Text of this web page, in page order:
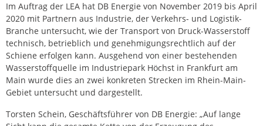
Im Auftrag der LEA hat DB Energie von November 2019 bis April
2020 mit Partnern aus Industrie, der Verkehrs- und Logistik-
Branche untersucht, wie der Transport von Druck-Wasserstoff
technisch, betrieblich und genehmigungsrechtlich auf der
Schiene erfolgen kann. Ausgehend von einer bestehenden
Wasserstoffquelle im Industriepark Höchst in Frankfurt am
Main wurde dies an zwei konkreten Strecken im Rhein-Main-
Gebiet untersucht und dargestellt.
Torsten Schein, Geschäftsführer von DB Energie: „Auf lange